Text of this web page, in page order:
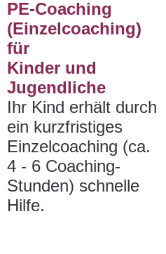
PE-Coaching
(Einzelcoaching)
für
Kinder und
Jugendliche
Ihr Kind erhält durch
ein kurzfristiges
Einzelcoaching (ca.
4 - 6 Coaching-
Stunden) schnelle
Hilfe.